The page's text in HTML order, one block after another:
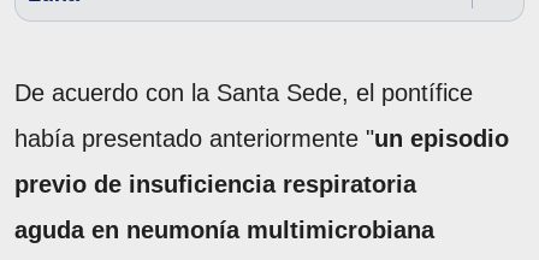
De acuerdo con la Santa Sede, el pontífice
había presentado anteriormente "un episodio
previo de insuficiencia respiratoria
aguda en neumonía multimicrobiana